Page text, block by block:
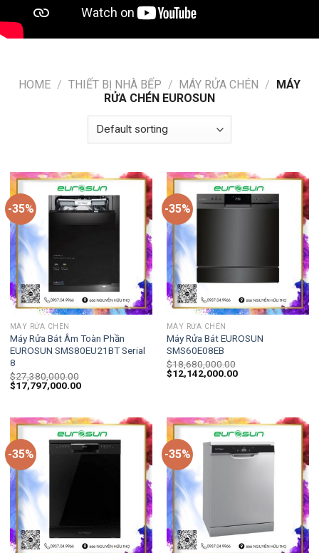
HOME / THIẾT BỊ NHÀ BẾP / MÁY RỬA CHÉN / MÁY
RỬA CHÉN EUROSUN
-35%
MÁY RỬA CHÉN
Máy Rửa Bát Âm Toàn Phần
EUROSUN SMS80EU21BT Serial
8
$27,380,000.00
$17,797,000.00
-35%
MÁY RỬA CHÉN
Máy Rửa Bát EUROSUN
SMS60E08EB
$18,680,000.00
$12,142,000.00
-35% -35%